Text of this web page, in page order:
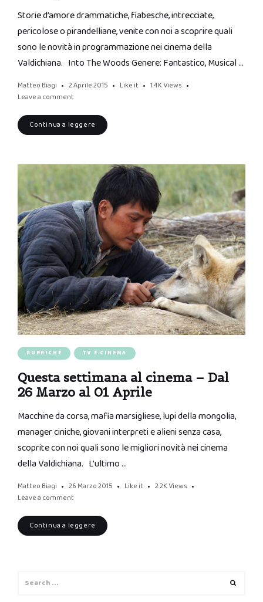
Storie d’amore drammatiche, fiabesche, intrecciate,
pericolose o pirandelliane, venite con noi a scoprire quali
sono le novità in programmazione nei cinema della
Valdichiana. Into The Woods Genere: Fantastico, Musical …
Matteo Biagi 2 Aprile 2015 Like it 1.4K Views
Leave a comment
Continua a leggere
RUBRICHE TV E CINEMA
Questa settimana al cinema – Dal
26 Marzo al 01 Aprile
Macchine da corsa, mafia marsigliese, lupi della mongolia,
manager ciniche, giovani interpreti e alieni senza casa,
scoprite con noi quali sono le migliori novità nei cinema
della Valdichiana. L’ultimo …
Matteo Biagi 26 Marzo 2015 Like it 2.2K Views
Leave a comment
Continua a leggere
for: